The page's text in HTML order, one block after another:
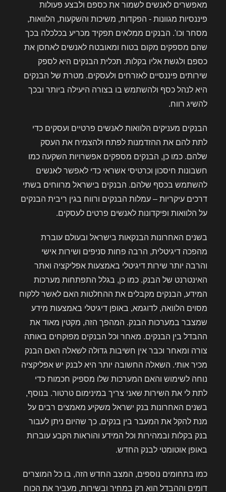
מאפשרים לאנשים לשמור את כספם ולבצע פעולות
פיננסיות מגוונות - הפקדות, משיכות והשקעות, הלוואות,
מסחר וכו'. הבנקים ממלאים תפקיד מכריע בכלכלה בכך
שהם מספקים מקום בטוח ומאובטח לאנשים לאחסן את
כספם ולגשת אליו בקלות. תכלית הבנקים היא לספק
שירותים פיננסיים לאזרחים ולעסקים. מטרת של הבנקים
היא לנהל כסף ולהשתמש בו בצורה היעילה ביותר ובכך
להשיג רווח.
הבנקים מעניקים הלוואות לאנשים פרטיים ועסקים כדי
לתת להם את ההזדמנות לפתח ולהצמיח את העסק
שלהם. כמו כן, הבנקים מספקים אפשרויות השקעה כמו
חשבונות חיסכון וכרטיסי אשראי כדי לאפשר לאנשים
להשתמש בכסף שלהם. הבנקים בישראל מרווחים בשתי
דרכים עיקריות – עמלות הבנקים ורווח בגין ריבית הבנקים
על הלוואות ופיקדונות לאנשים פרטים לעסקים.
בשנים האחרונות הבנקאות בישראל ובעולם עוברת
מהפכה דיגיטלית, הרבה פחות סניפים ושירות אישי
והרבה יותר שירות דיגיטלי באמצעות אפליקציה ואתר
האינטרנט של הבנק. כמו כן, בגלל התפתחות מערכות
המידע, הבנקים מקבלים את ההחלטות האם לאשר ללקוח
מסוים הלוואה, לדוגמא, באופן דיגיטלי באמצעות מידע
שמצבר במערכות הבנק. המהפך הזה, מקטין מאוד את
ההבדל בין הבנקים. מאחר וכל הבנקים מפוקחים באותה
צורה ומאחר וכבר אין חשיבות גדולה לשאלה האם הבנק
מכיר אותי. השאלה החשובה יותר היא לבנק יש אפליקציה
נוחה לשימוש והאם המערכות שלו מספיק חכמות כדי
לתת לי את השירות שאני צריך במינימום טרטור. בנוסף,
בשנים האחרונות בנק ישראל משקיע מאמצים רבים על
מנת להקל את המעבר בין בנקים, כך שהיום ניתן לעבור
בנק בקלות ובמהירות וכל המידע והוראות הקבע עוברות
באופן אוטומטי לבנק החדש.
כמו בתחומים נוספים, המצב החדש הזה, בו כל המוצרים
דומים וההבדל הוא רק במחיר ובשירות, מעביר את הכוח